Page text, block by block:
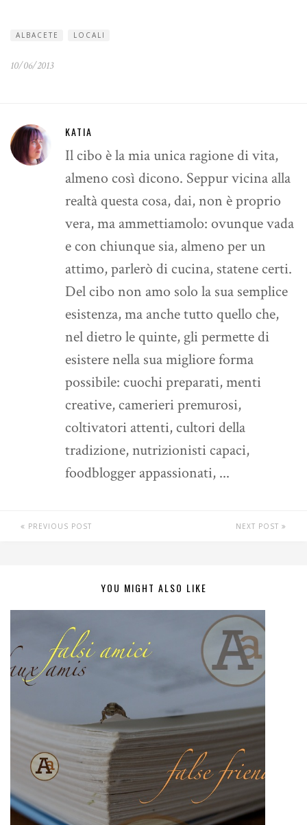
ALBACETE LOCALI
10/06/2013
KATIA
Il cibo è la mia unica ragione di vita,
almeno così dicono. Seppur vicina alla
realtà questa cosa, dai, non è proprio
vera, ma ammettiamolo: ovunque vada
e con chiunque sia, almeno per un
attimo, parlerò di cucina, statene certi.
Del cibo non amo solo la sua semplice
esistenza, ma anche tutto quello che,
nel dietro le quinte, gli permette di
esistere nella sua migliore forma
possibile: cuochi preparati, menti
creative, camerieri premurosi,
coltivatori attenti, cultori della
tradizione, nutrizionisti capaci,
foodblogger appassionati, ...
PREVIOUS POST NEXT POST
YOU MIGHT ALSO LIKE